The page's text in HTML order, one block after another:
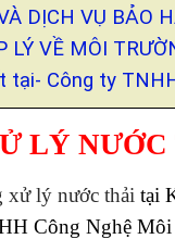
DỊCH VỤ BẢO
LÝ VỀ MÔI
Công ty
LÝ
xử lý nước thải tại
Công Nghệ